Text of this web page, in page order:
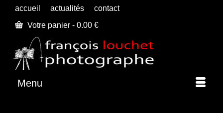
accueil actualités
contact
Votre panier - 0.00 €
Menu